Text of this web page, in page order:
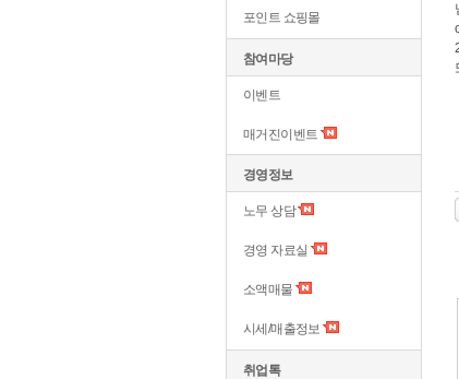
포인트 쇼핑몰
참여마당
이벤트
매거진이벤트
경영정보
노무 상담
경영 자료실
소액매물
시세/매출정보
취업톡